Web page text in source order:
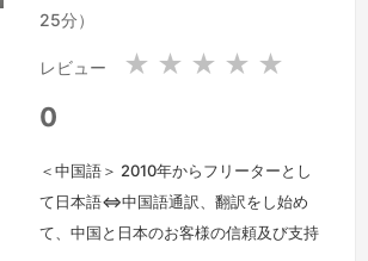
共
共
25分）
レビュー ★ ★ ★ ★ ★
0
＜中国語＞ 2010年からフリーターとし
て日本語⇔中国語通訳、翻訳をし始め
て、中国と日本のお客様の信頼及び支持